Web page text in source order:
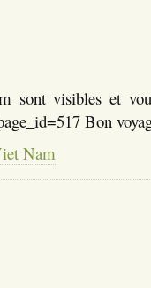
visibles et
Bon
Nam